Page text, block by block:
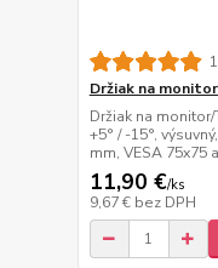
Držiak na
Držiak na
+5° / -15°,
mm, VESA 75x75
11,90 €/ks
9,67 € bez DPH